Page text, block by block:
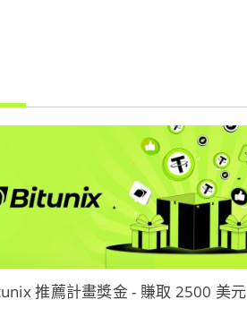
推薦計畫獎金 - 賺取 2500 美元